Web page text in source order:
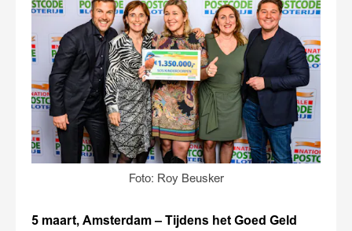
Foto: Roy Beusker
5 maart, Amsterdam – Tijdens het Goed Geld